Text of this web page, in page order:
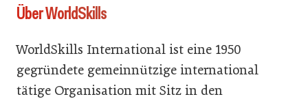
Über WorldSkills
WorldSkills International ist eine 1950
gegründete gemeinnützige international
tätige Organisation mit Sitz in den